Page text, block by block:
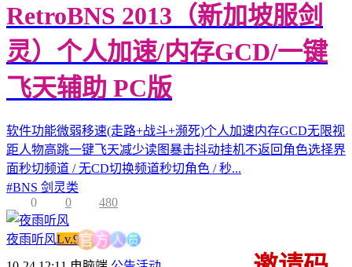
RetroBNS 2013（新加坡服剑
灵）个人加速/内存GCD/一键
飞天辅助 PC版
软件功能微弱移速(走路+战斗+濒死)个人加速内存GCD无限视
距人物高跳一键飞天减少读图暴击抖动挂机不返回角色选择界
面秒切频道 / 无CD切换频道秒切角色 / 秒...
#BNS 剑灵类
0
0 480
夜雨听风Lv.9官 方人员